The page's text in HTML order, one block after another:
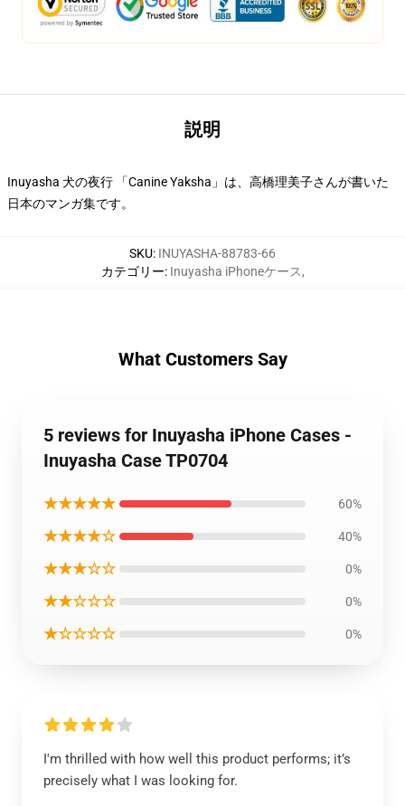
説明
Inuyasha 犬の夜行 「Canine Yaksha」は、高橋理美子さんが書いた
日本のマンガ集です。
SKU: INUYASHA-88783-66
カテゴリー: Inuyasha iPhoneケース,
What Customers Say
5 reviews for Inuyasha iPhone Cases -
Inuyasha Case TP0704
★★★★★ 60%
★★★★☆ 40%
★★★☆☆ 0%
★★☆☆☆ 0%
★☆☆☆☆ 0%
I'm thrilled with how well this product performs; it’s
precisely what I was looking for.